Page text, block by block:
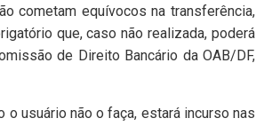
cometam equívocos na transferência,
que, caso não realizada, poderá
de Direito Bancário da OAB/DF,
usuário não o faça, estará incurso nas